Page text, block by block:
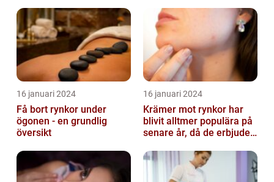
16 januari 2024
Få bort rynkor under
ögonen - en grundlig
översikt
16 januari 2024
Krämer mot rynkor har
blivit alltmer populära på
senare år, då de erbjuder
lösni...